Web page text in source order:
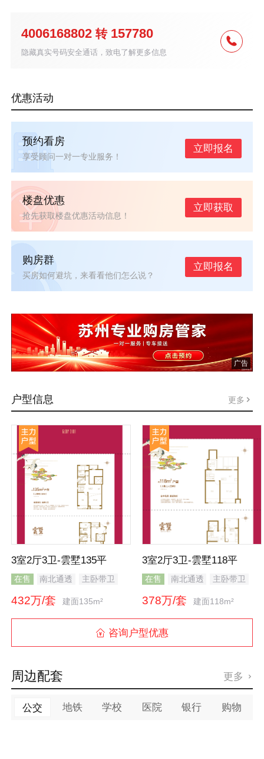
4006168802 转 157780
隐藏真实号码安全通话，致电了解更多信息
优惠活动
预约看房
享受顾问一对一专业服务！
立即报名
楼盘优惠
抢先获取楼盘优惠活动信息！
立即获取
购房群
买房如何避坑，来看看他们怎么说？
立即报名
广告
户型信息 更多
3室2厅3卫-雲墅135平
在售 南北通透
主卧带卫
432万/套 建面135m²
3室2厅3卫-雲墅118平
在售 南北通透 主卧带卫
378万/套 建面118m²
 咨询户型优惠
周边配套 更多 
公交 地铁 学校 医院 银行 购物